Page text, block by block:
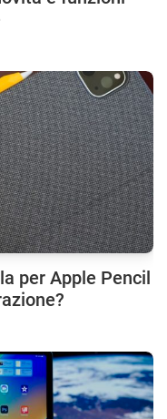
per Apple Pencil